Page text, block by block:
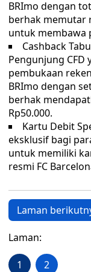
BRImo dengan
berhak memutar
untuk membawa
​Cashback
Pengunjung CFD
pembukaan
BRImo dengan
berhak
Rp50.000.
​Kartu Debit
eksklusif bagi
untuk memiliki
resmi FC
Laman
Laman:
1 2